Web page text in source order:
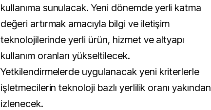
kullanıma sunulacak. Yeni dönemde yerli katma
değeri artırmak amacıyla bilgi ve iletişim
teknolojilerinde yerli ürün, hizmet ve altyapı
kullanım oranları yükseltilecek.
Yetkilendirmelerde uygulanacak yeni kriterlerle
işletmecilerin teknoloji bazlı yerlilik oranı yakından
izlenecek.